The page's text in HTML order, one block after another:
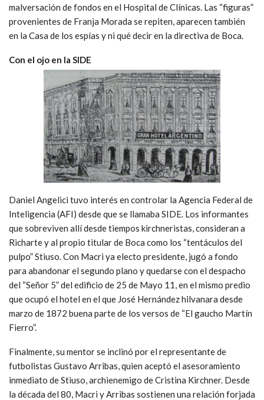
malversación de fondos en el Hospital de Clínicas. Las “figuras”
provenientes de Franja Morada se repiten, aparecen también
en la Casa de los espías y ni qué decir en la directiva de Boca.
Con el ojo en la SIDE
Daniel Angelici tuvo interés en controlar la Agencia Federal de
Inteligencia (AFI) desde que se llamaba SIDE. Los informantes
que sobreviven allí desde tiempos kirchneristas, consideran a
Richarte y al propio titular de Boca como los “tentáculos del
pulpo” Stiuso. Con Macri ya electo presidente, jugó a fondo
para abandonar el segundo plano y quedarse con el despacho
del “Señor 5” del edificio de 25 de Mayo 11, en el mismo predio
que ocupó el hotel en el que José Hernández hilvanara desde
marzo de 1872 buena parte de los versos de “El gaucho Martín
Fierro”.
Finalmente, su mentor se inclinó por el representante de
futbolistas Gustavo Arribas, quien aceptó el asesoramiento
inmediato de Stiuso, archienemigo de Cristina Kirchner. Desde
la década del 80, Macri y Arribas sostienen una relación forjada